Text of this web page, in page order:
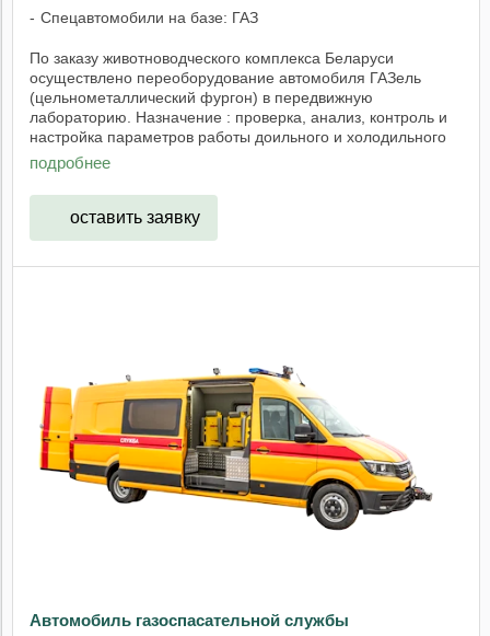
Спецавтомобили на базе: ГАЗ
По заказу животноводческого комплекса Беларуси
осуществлено переоборудование автомобиля ГАЗель
(цельнометаллический фургон) в передвижную
лабораторию. Назначение : проверка, анализ, контроль и
настройка параметров работы доильного и холодильного
...
подробнее
оставить заявку
Автомобиль газоспасательной службы